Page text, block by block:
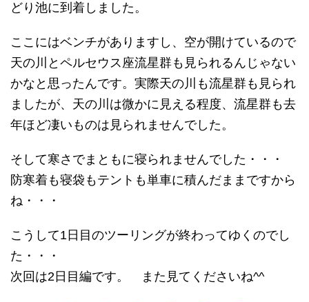
どり池に到着しました。
ここにはベンチがありますし、空が開けているので
天の川とペルセウス座流星群も見られるんじゃない
かなと思ったんです。実際天の川も流星群も見られ
ましたが、天の川は微かに見える程度、流星群も去
年ほど凄いものは見られませんでした。
そして寒さでまともに寝られませんでした・・・
防寒着も寝袋もテントも単車に積んだままですから
ね・・・
こうして1日目のツーリングが終わってゆくのでし
た・・・
次回は2日目編です。 また見てくださいね^^